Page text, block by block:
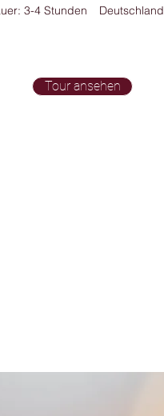
3-4 Stunden Deutschland
Tour ansehen